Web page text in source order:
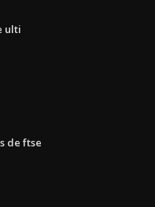
ulti
de ftse